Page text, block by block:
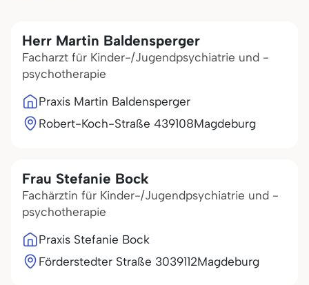
Herr Martin Baldensperger
Facharzt für Kinder-/Jugendpsychiatrie und -
psychotherapie
Praxis Martin Baldensperger
Robert-Koch-Straße 439108Magdeburg
Frau Stefanie Bock
Fachärztin für Kinder-/Jugendpsychiatrie und -
psychotherapie
Praxis Stefanie Bock
Förderstedter Straße 3039112Magdeburg